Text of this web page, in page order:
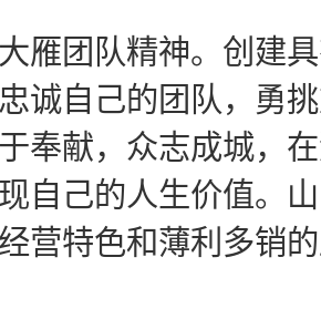
雁团队精神。创建
诚自己的团队，勇
奉献，众志成城，
自己的人生价值。
营特色和薄利多销